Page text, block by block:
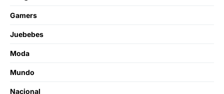
Gamers
Juebebes
Moda
Mundo
Nacional